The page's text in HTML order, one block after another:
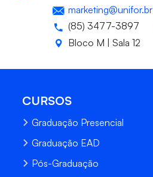
marketing@unifor.br
(85) 3477-3897
Bloco M | Sala 12
CURSOS
Graduação Presencial
Graduação EAD
Pós-Graduação